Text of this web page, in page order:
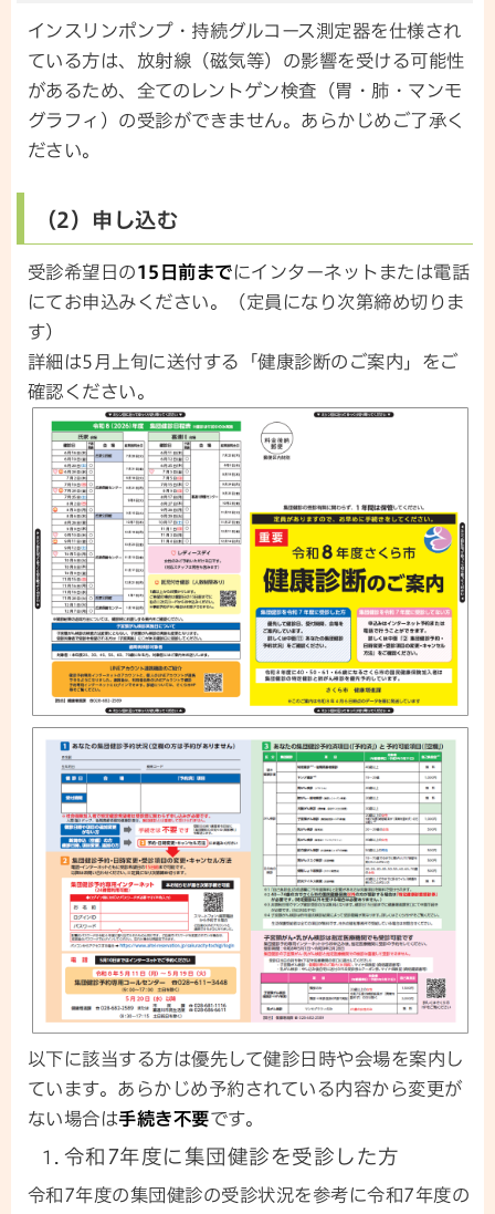
インスリンポンプ・持続グルコース測定器を仕様され
ている方は、放射線（磁気等）の影響を受ける可能性
があるため、全てのレントゲン検査（胃・肺・マンモ
グラフィ）の受診ができません。あらかじめご了承く
ださい。
（2）申し込む
受診希望日の15日前までにインターネットまたは電話
にてお申込みください。（定員になり次第締め切りま
す）
詳細は5月上旬に送付する「健康診断のご案内」をご
確認ください。
以下に該当する方は優先して健診日時や会場を案内し
ています。あらかじめ予約されている内容から変更が
ない場合は手続き不要です。
令和7年度に集団健診を受診した方
令和7年度の集団健診の受診状況を参考に令和7年度の